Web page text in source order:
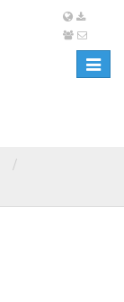
Toggle
/